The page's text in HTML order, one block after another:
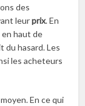
des
leurprix. En
haut de
du hasard. Les
les acheteurs
En ce qui